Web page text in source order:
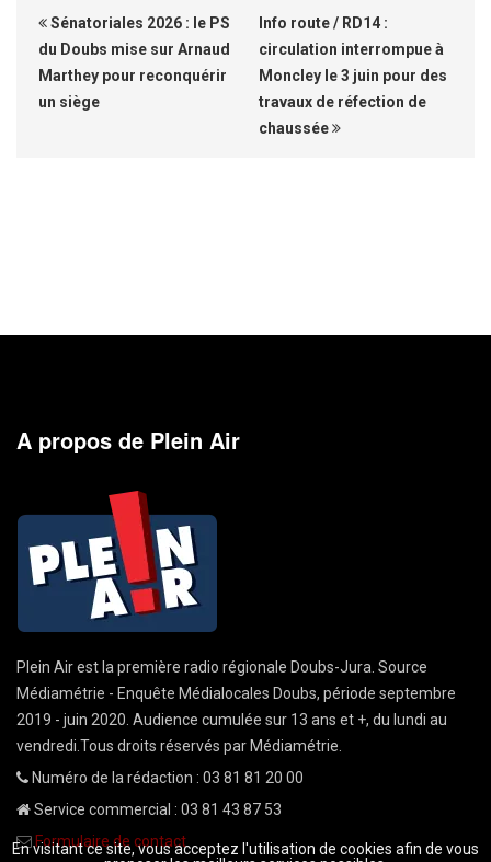
Sénatoriales 2026 : le PS
du Doubs mise sur Arnaud
Marthey pour reconquérir
un siège
Info route / RD14 :
circulation interrompue à
Moncley le 3 juin pour des
travaux de réfection de
chaussée
A propos de Plein Air
Plein Air est la première radio régionale Doubs-Jura. Source
Médiamétrie - Enquête Médialocales Doubs, période septembre
2019 - juin 2020. Audience cumulée sur 13 ans et +, du lundi au
vendredi.Tous droits réservés par Médiamétrie.
Numéro de la rédaction : 03 81 81 20 00
Service commercial : 03 81 43 87 53
Formulaire de contact
En visitant ce site, vous acceptez l'utilisation de cookies afin de vous